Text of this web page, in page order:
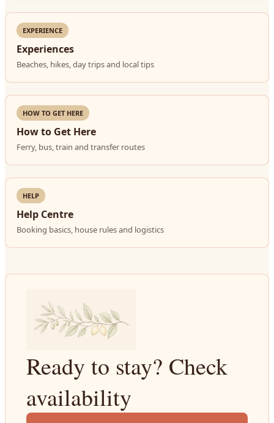
EXPERIENCE
Experiences
Beaches, hikes, day trips and local tips
HOW TO GET HERE
How to Get Here
Ferry, bus, train and transfer routes
HELP
Help Centre
Booking basics, house rules and logistics
Ready to stay? Check
availability